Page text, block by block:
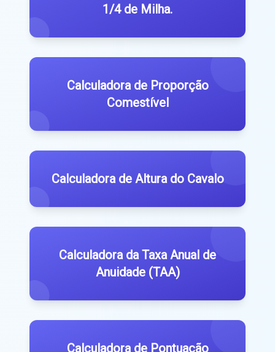
1/4 de Milha.
Calculadora de Proporção
Comestível
Calculadora de Altura do Cavalo
Calculadora da Taxa Anual de
Anuidade (TAA)
Calculadora de Pontuação